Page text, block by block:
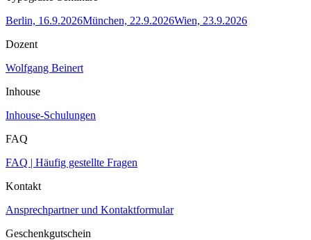
Berlin, 16.9.2026München, 22.9.2026Wien, 23.9.2026
Dozent
Wolfgang Beinert
Inhouse
Inhouse-Schulungen
FAQ
FAQ | Häufig gestellte Fragen
Kontakt
Ansprechpartner und Kontaktformular
Geschenkgutschein